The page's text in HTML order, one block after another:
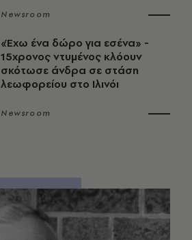
Newsroom
«Έχω ένα δώρο για εσένα» -
15χρονος ντυμένος κλόουν
σκότωσε άνδρα σε στάση
λεωφορείου στο Ιλινόι
Newsroom